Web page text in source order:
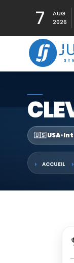
7
AUG
2026
🇺🇸 USA•
ACCUEIL